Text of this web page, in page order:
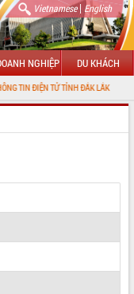
Vietnamese| English
NGHIỆP DU KHÁCH
TỬ TỈNH ĐẮK LẮK